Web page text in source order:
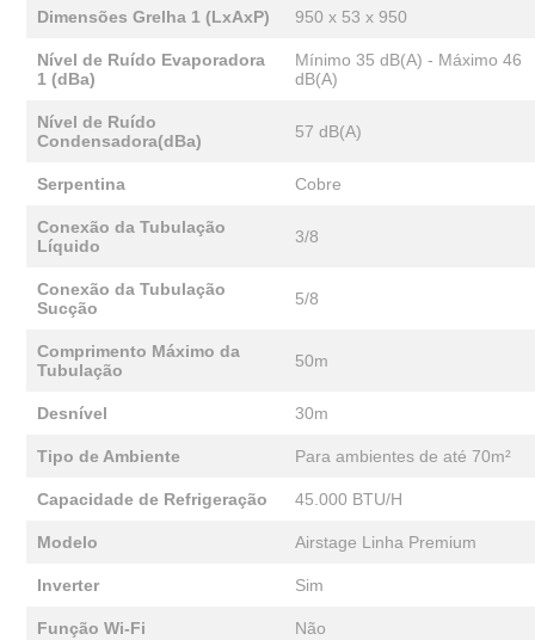
Dimensões Grelha 1 (LxAxP) 950 x 53 x 950
Nível de Ruído Evaporadora
1 (dBa)
Mínimo 35 dB(A) - Máximo 46
dB(A)
Nível de Ruído
Condensadora(dBa)
57 dB(A)
Serpentina Cobre
Conexão da Tubulação
Líquido
3/8
Conexão da Tubulação
Sucção
5/8
Comprimento Máximo da
Tubulação
50m
Desnível 30m
Tipo de Ambiente Para ambientes de até 70m²
Capacidade de Refrigeração 45.000 BTU/H
Modelo Airstage Linha Premium
Inverter Sim
Função Wi-Fi Não